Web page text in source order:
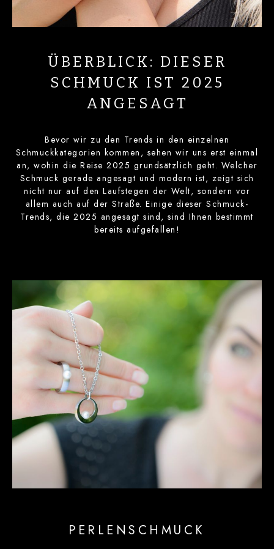
ÜBERBLICK: DIESER
SCHMUCK IST 2025
ANGESAGT
Bevor wir zu den Trends in den einzelnen
Schmuckkategorien kommen, sehen wir uns erst einmal
an, wohin die Reise 2025 grundsätzlich geht. Welcher
Schmuck gerade angesagt und modern ist, zeigt sich
nicht nur auf den Laufstegen der Welt, sondern vor
allem auch auf der Straße. Einige dieser Schmuck-
Trends, die 2025 angesagt sind, sind Ihnen bestimmt
bereits aufgefallen!
PERLENSCHMUCK